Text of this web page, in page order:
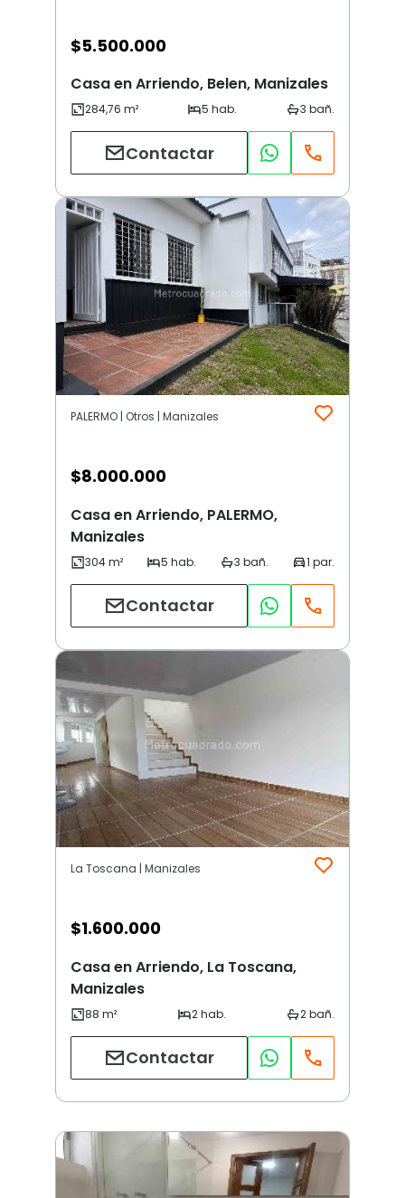
$5.500.000
Casa en Arriendo, Belen, Manizales
Contactar
PALERMO | Otros | Manizales
$8.000.000
Casa en Arriendo, PALERMO,
Manizales
Contactar
La Toscana | Manizales
$1.600.000
Casa en Arriendo, La Toscana,
Manizales
Contactar